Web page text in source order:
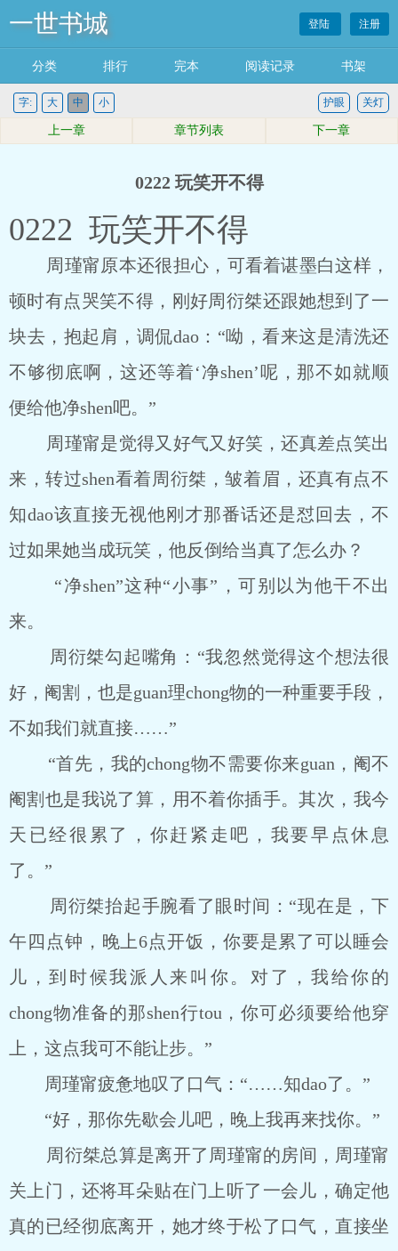
一世书城 登陆 注册
分类 排行 完本 阅读记录 书架
字: 大 中 小 关灯
护眼
上一章 章节列表 下一章
0222 玩笑开不得
0222 玩笑开不得
周瑾甯原本还很担心，可看着谌墨白这样，
顿时有点哭笑不得，刚好周衍桀还跟她想到了一
块去，抱起肩，调侃dao：“呦，看来这是清洗还
不够彻底啊，这还等着‘净shen’呢，那不如就顺
便给他净shen吧。”
周瑾甯是觉得又好气又好笑，还真差点笑出
来，转过shen看着周衍桀，皱着眉，还真有点不
知dao该直接无视他刚才那番话还是怼回去，不
过如果她当成玩笑，他反倒给当真了怎么办？
“净shen”这种“小事”，可别以为他干不出
来。
周衍桀勾起嘴角：“我忽然觉得这个想法很
好，阉割，也是guan理chong物的一种重要手段，
不如我们就直接……”
“首先，我的chong物不需要你来guan，阉不
阉割也是我说了算，用不着你插手。其次，我今
天已经很累了，你赶紧走吧，我要早点休息
了。”
周衍桀抬起手腕看了眼时间：“现在是，下
午四点钟，晚上6点开饭，你要是累了可以睡会
儿，到时候我派人来叫你。对了，我给你的
chong物准备的那shen行tou，你可必须要给他穿
上，这点我可不能让步。”
周瑾甯疲惫地叹了口气：“……知dao了。”
“好，那你先歇会儿吧，晚上我再来找你。”
周衍桀总算是离开了周瑾甯的房间，周瑾甯
关上门，还将耳朵贴在门上听了一会儿，确定他
真的已经彻底离开，她才终于松了口气，直接坐